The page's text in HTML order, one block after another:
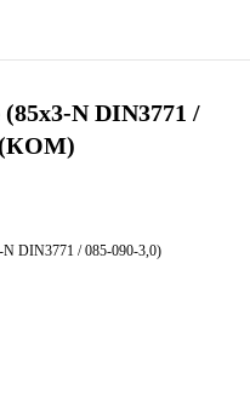
N DIN3771 /
(КОМ)
N DIN3771 / 085-090-3,0)